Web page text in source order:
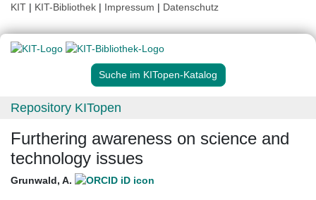
KIT | KIT-Bibliothek | Impressum | Datenschutz
Suche im KITopen-Katalog
Repository KITopen
Furthering awareness on science and
technology issues
Grunwald, A.